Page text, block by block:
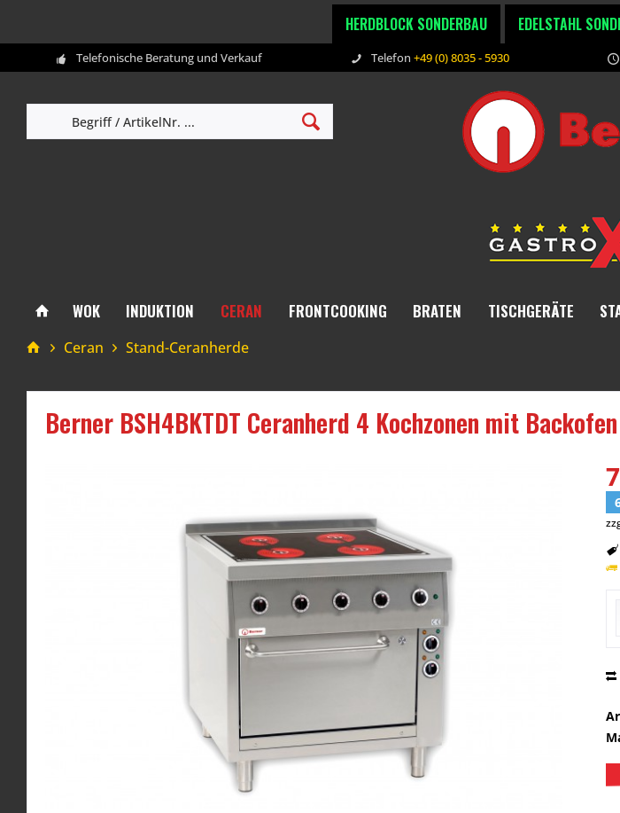
HERDBLOCK SONDERBAU EDELSTAHL
Telefonische Beratung und Verkauf Telefon +49 (0) 8035 - 5930
WOK INDUKTION CERAN FRONTCOOKING BRATEN TISCHGERÄTE
Ceran Stand-Ceranherde
Berner BSH4BKTDT Ceranherd 4 Kochzonen mit